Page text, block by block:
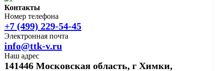
Контакты
Номер телефона
+7 (499) 229-54-45
Электронная почта
info@ttk-v.ru
Наш адрес
141446 Московская область, г Химки,